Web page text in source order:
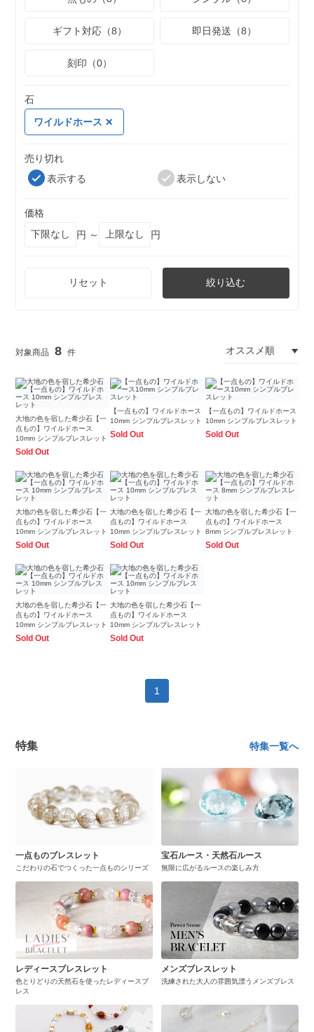
ギフト対応（8） 即日発送（8）
刻印（0）
石
ワイルドホース
売り切れ
表示する
表示しない
価格
円 ～
円
リセット 絞り込む
8
大地の色を宿した希少石【一
点もの】ワイルドホース
10mm シンプルブレスレット
Sold Out
【一点もの】ワイルドホース
10mm シンプルブレスレット
Sold Out
【一点もの】ワイルドホース
10mm シンプルブレスレット
Sold Out
大地の色を宿した希少石【一
点もの】ワイルドホース
10mm シンプルブレスレット
Sold Out
大地の色を宿した希少石【一
点もの】ワイルドホース
10mm シンプルブレスレット
Sold Out
大地の色を宿した希少石【一
点もの】ワイルドホース
8mm シンプルブレスレット
Sold Out
大地の色を宿した希少石【一
点もの】ワイルドホース
10mm シンプルブレスレット
Sold Out
大地の色を宿した希少石【一
点もの】ワイルドホース
10mm シンプルブレスレット
Sold Out
1
特集 特集一覧へ
一点ものブレスレット
こだわりの石でつくった一点ものシリーズ
宝石ルース・天然石ルース
無限に広がるルースの楽しみ方
レディースブレスレット
色とりどりの天然石を使ったレディースブ
レス
メンズブレスレット
洗練された大人の雰囲気漂うメンズブレス